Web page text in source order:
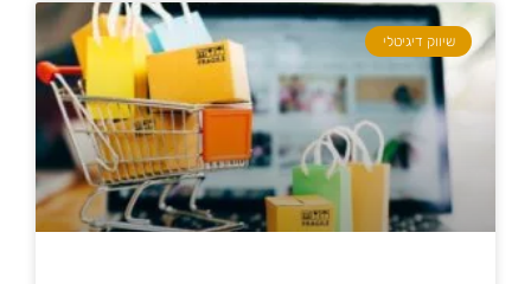
שיווק דיגיטלי